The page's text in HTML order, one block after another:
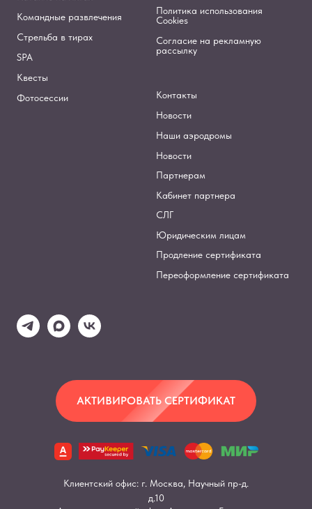
Командные развлечения
Стрельба в тирах
SPA
Квесты
Фотосессии
Политика использования
Cookies
Согласие на рекламную
рассылку
Контакты
Новости
Наши аэродромы
Новости
Партнерам
Кабинет партнера
СЛГ
Юридическим лицам
Продление сертификата
Переоформление сертификата
АКТИВИРОВАТЬ СЕРТИФИКАТ
Клиентский офис: г. Москва, Научный пр-д.
д.10